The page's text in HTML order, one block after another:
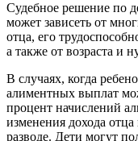
Судебное решение по
может зависеть от
отца, его
а также от возраста и
В случаях, когда
алиментных выплат
процент начислений
изменения дохода
разводе. Дети могут